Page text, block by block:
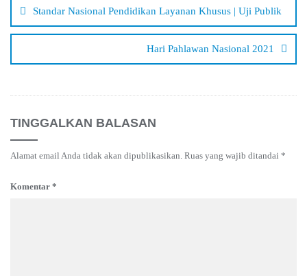
Standar Nasional Pendidikan Layanan Khusus | Uji Publik
Hari Pahlawan Nasional 2021
TINGGALKAN BALASAN
Alamat email Anda tidak akan dipublikasikan. Ruas yang wajib ditandai *
Komentar *